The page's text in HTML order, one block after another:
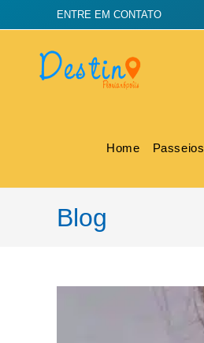
ENTRE EM CONTATO
Home Passeios
Blog